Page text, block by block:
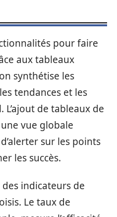
pour faire
aux tableaux
synthétise les
tendances et les
L’ajout de tableaux de
vue globale
sur les points
les succès.
des indicateurs de
Le taux de